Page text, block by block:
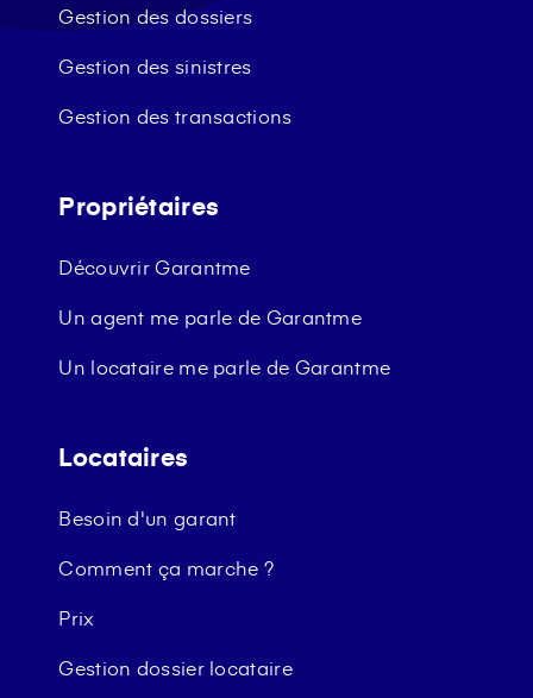
Gestion des dossiers
Gestion des sinistres
Gestion des transactions
Propriétaires
Découvrir Garantme
Un agent me parle de Garantme
Un locataire me parle de Garantme
Locataires
Besoin d'un garant
Comment ça marche ?
Prix
Gestion dossier locataire